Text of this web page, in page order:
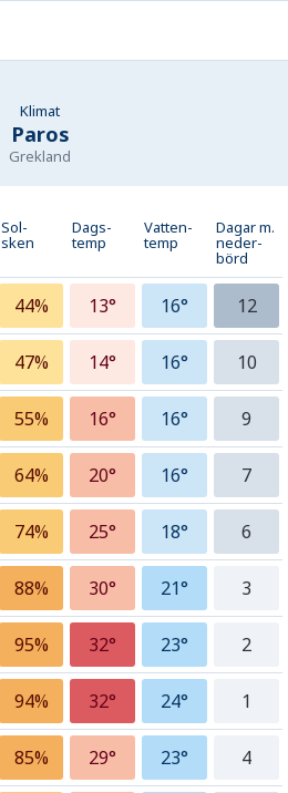
Klimat
Paros
Grekland
Sol-
sken
Dags-
temp
Vatten-
temp
Dagar m.
neder­
börd
44% 13° 16° 12
47% 14° 16° 10
55% 16° 16° 9
64% 20° 16° 7
74% 25° 18° 6
88% 30° 21° 3
95% 32° 23° 2
94% 32° 24° 1
85% 29° 23° 4